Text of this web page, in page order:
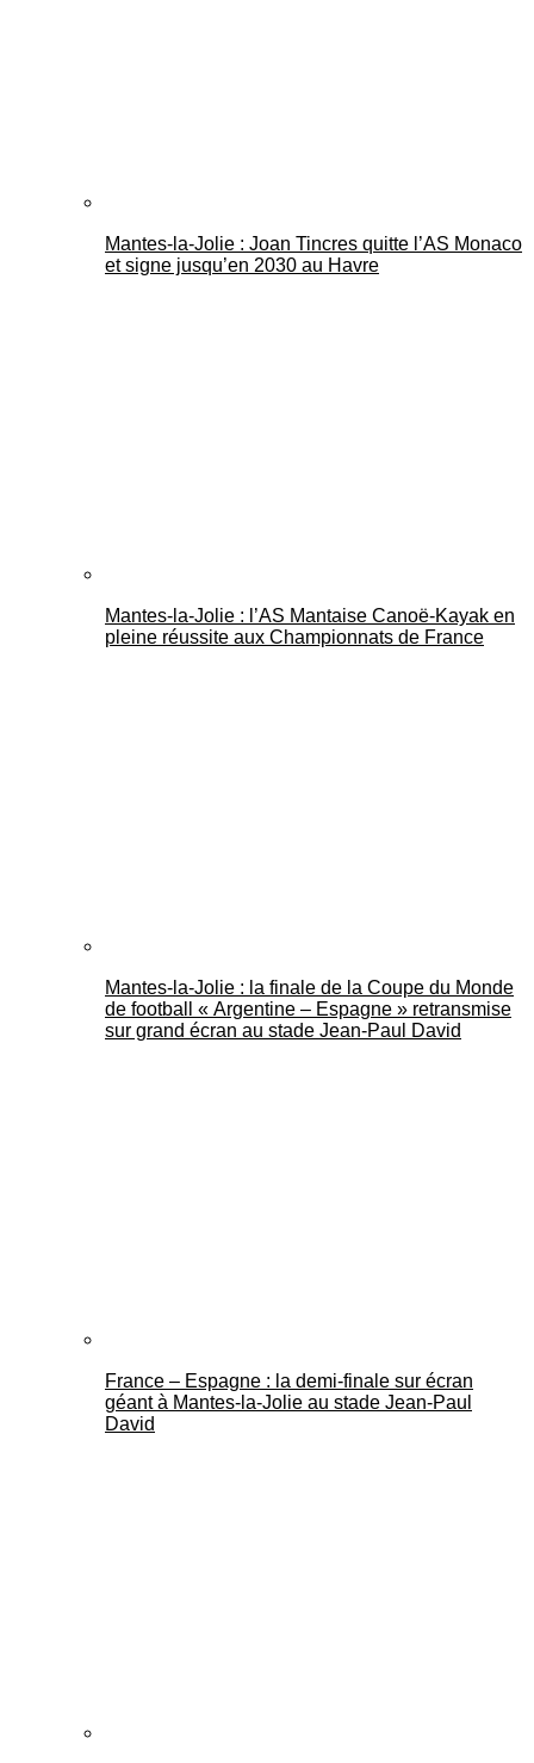
Mantes-la-Jolie : Joan Tincres quitte l’AS Monaco
et signe jusqu’en 2030 au Havre
Mantes-la-Jolie : l’AS Mantaise Canoë‑Kayak en
pleine réussite aux Championnats de France
Mantes-la-Jolie : la finale de la Coupe du Monde
de football « Argentine – Espagne » retransmise
sur grand écran au stade Jean-Paul David
France – Espagne : la demi-finale sur écran
géant à Mantes-la-Jolie au stade Jean-Paul
David